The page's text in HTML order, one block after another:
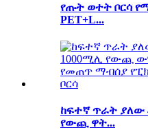
የጡት ወተት ቦርሳ
PET+L...
ከፍተኛ ጥራት ያለው
የውጪ ዋት...